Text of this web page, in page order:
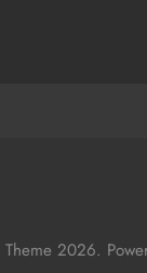
2026.